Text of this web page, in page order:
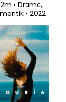
• Drama,
• 2022